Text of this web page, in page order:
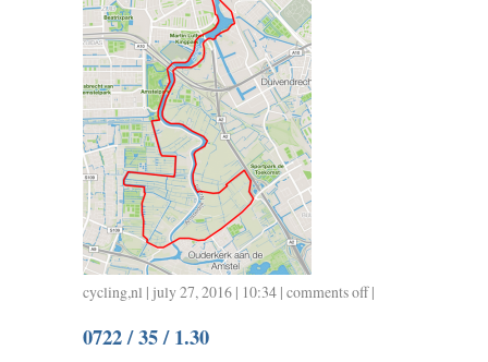
cycling,nl | july 27, 2016 | 10:34 | comments offon
|
0722 / 35 / 1.30